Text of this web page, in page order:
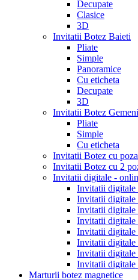
Decupate
Clasice
3D
Invitatii Botez Baieti
Pliate
Simple
Panoramice
Cu eticheta
Decupate
3D
Invitatii Botez Gemeni
Pliate
Simple
Cu eticheta
Invitatii Botez cu poza
Invitatii Botez cu 2
Invitatii digitale -
Invitatii digitale
Invitatii digitale
Invitatii digitale
Invitatii digitale
Invitatii digitale
Invitatii digitale
Invitatii digitale
Invitatii digitale
Marturii botez magnetice